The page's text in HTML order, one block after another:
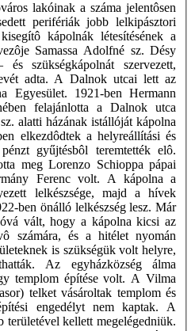
lakóinak a száma jelentôsen
perifériák jobb lelkipásztori
kápolnák létesítésének a
Samassa Adolfné sz. Désy
szükségkápolnát szervezett,
adta. A Dalnok utcai lett az
Egyesület. 1921-ben Hermann
felajánlotta a Dalnok utca
alatti házának istállóját kápolna
elkezdôdtek a helyreállítási és
gyűjtésbôl teremtették elô.
meg Lorenzo Schioppa pápai
Ferenc volt. A kápolna a
lelkészsége, majd a hívek
ben önálló lelkészség lesz. Már
vált, hogy a kápolna kicsi az
számára, és a hitélet nyomán
is szükségük volt helyre,
Az egyházközség álma
templom építése volt. A Vilma
telket vásároltak templom és
engedélyt nem kaptak. A
területével kellett megelégedniük.